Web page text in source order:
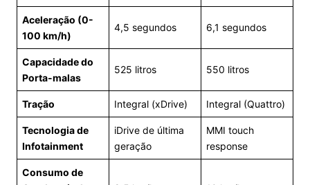
Aceleração (0-
100 km/h)
4,5 segundos 6,1 segundos
Capacidade do
Porta-malas
525 litros 550 litros
Tração Integral (xDrive) Integral (Quattro)
Tecnologia de
Infotainment
iDrive de última
geração
MMI touch
response
Consumo de